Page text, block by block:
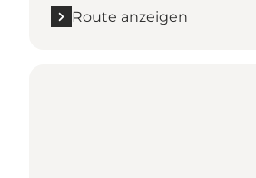
Route anzeigen